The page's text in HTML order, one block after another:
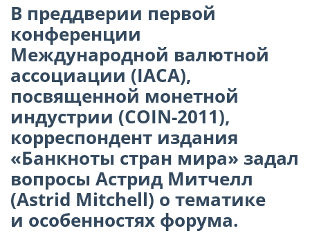
В преддверии первой
конференции
Международной валютной
ассоциации (IACA),
посвященной монетной
индустрии (COIN-2011),
корреспондент издания
«Банкноты стран мира» задал
вопросы Астрид Митчелл
(Astrid Mitchell) о тематике
и особенностях форума.